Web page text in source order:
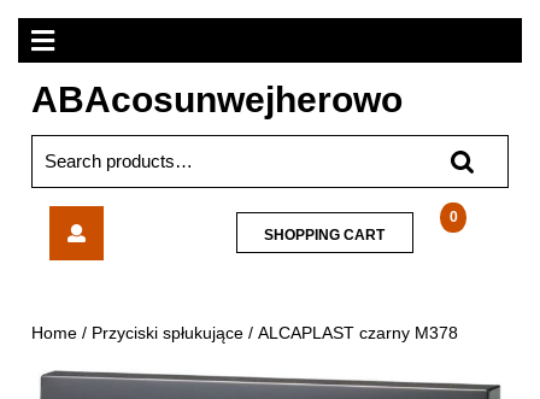
Skip
content
Open
Menu
ABAcosunwejherowo
for:
0
SHOPPING CARTSHOPPING
CART
Home / Przyciski spłukujące / ALCAPLAST czarny M378